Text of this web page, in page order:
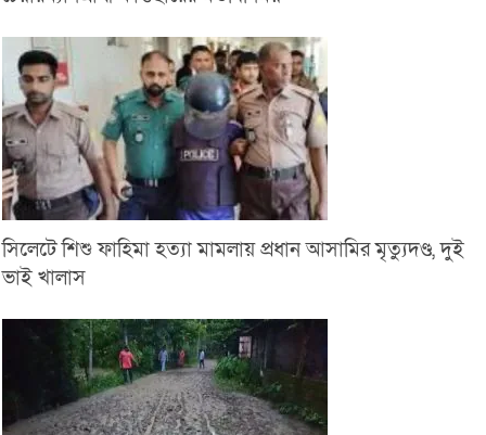
সিলেটে শিশু ফাহিমা হত্যা মামলায় প্রধান আসামির মৃত্যুদণ্ড, দুই
ভাই খালাস